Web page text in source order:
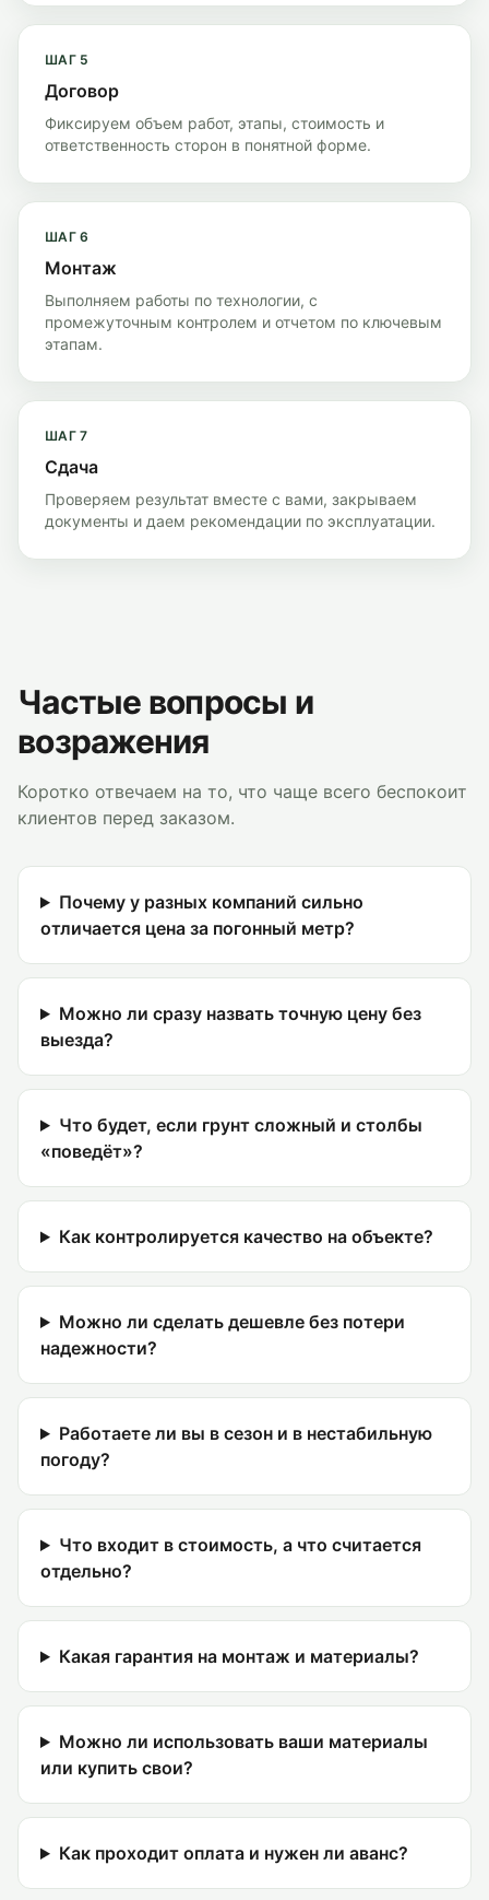
ШАГ 5
Договор
Фиксируем объем работ, этапы, стоимость и
ответственность сторон в понятной форме.
ШАГ6
Монтаж
Выполняем работы по технологии, с
промежуточным контролем и отчетом по ключевым
этапам.
ШАГ7
Сдача
Проверяем результат вместе с вами, закрываем
документы и даем рекомендации по эксплуатации.
Частые вопросы и
возражения
Коротко отвечаем на то, что чаще всего беспокоит
клиентов перед заказом.
Почему у разных компаний сильно
отличается цена за погонный метр?
Можно ли сразу назвать точную цену без
выезда?
Что будет, если грунт сложный и столбы
«поведёт»?
Как контролируется качество на объекте?
Можно ли сделать дешевле без потери
надежности?
Работаете ли вы в сезон и в нестабильную
погоду?
Что входит в стоимость, а что считается
отдельно?
Какая гарантия на монтаж и материалы?
Можно ли использовать ваши материалы
или купить свои?
Как проходит оплата и нужен ли аванс?